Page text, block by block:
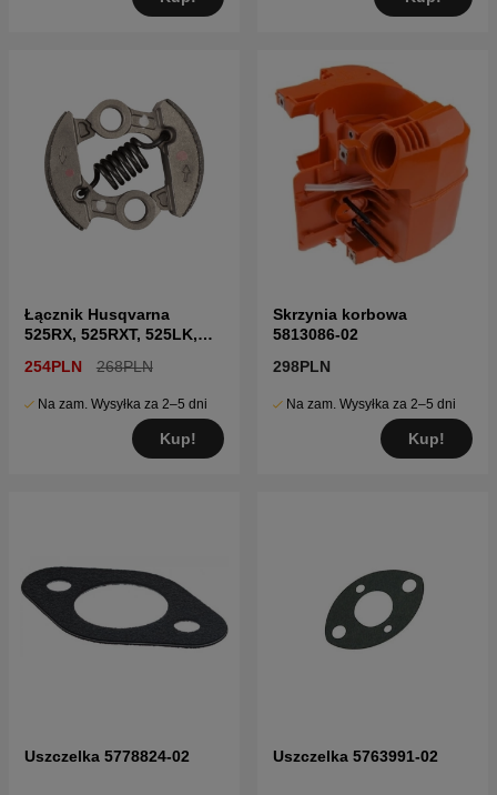
Łącznik Husqvarna
525RX, 525RXT, 525LK,
254PLN 268PLN
Na zam. Wysyłka za 2–5 dni
Kup!
Skrzynia korbowa
5813086-02
298PLN
Na zam. Wysyłka za 2–5 dni
Kup!
Uszczelka 5778824-02 Uszczelka 5763991-02